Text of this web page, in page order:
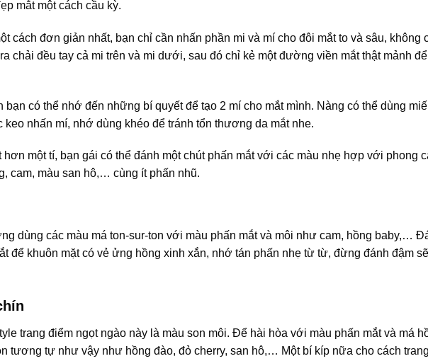
mắt một cách cầu kỳ.
cách đơn giản nhất, bạn chỉ cần nhấn phần mi và mí cho đôi mắt to và sâu, không
chải đều tay cả mi trên và mi dưới, sau đó chỉ kẻ một đường viền mắt thật mảnh
bạn có thể nhớ đến những bí quyết để tạo 2 mí cho mắt mình. Nàng có thể dùng
keo nhấn mí, nhớ dùng khéo để tránh tổn thương da mắt nhe.
hơn một tí, bạn gái có thể đánh một chút phấn mắt với các màu nhẹ hợp với phong
cam, màu san hô,… cùng ít phấn nhũ.
dùng các màu má ton-sur-ton với màu phấn mắt và môi như cam, hồng baby,…
để khuôn mặt có vẻ ửng hồng xinh xắn, nhớ tán phấn nhẹ từ từ, đừng đánh đậm
trang điểm ngọt ngào này là màu son môi. Để hài hòa với màu phấn mắt và má
tương tự như vậy như hồng đào, đỏ cherry, san hô,… Một bí kíp nữa cho cách